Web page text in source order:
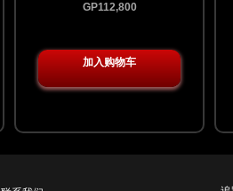
GP112,800
加入购物车